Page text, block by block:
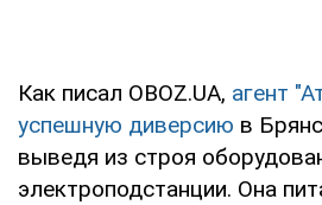
Как писал OBOZ.UA, агент
успешную диверсию в
выведя из строя
электроподстанции. Она